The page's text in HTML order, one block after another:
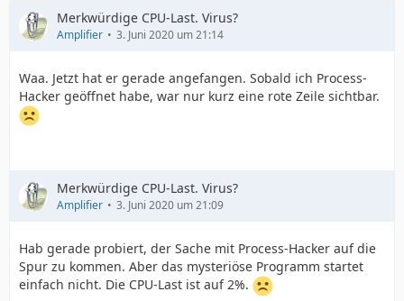
Merkwürdige CPU-Last. Virus?
Amplifier 3. Juni 2020 um 21:14
Waa. Jetzt hat er gerade angefangen. Sobald ich Process-
Hacker geöffnet habe, war nur kurz eine rote Zeile sichtbar.
Merkwürdige CPU-Last. Virus?
Amplifier 3. Juni 2020 um 21:09
Hab gerade probiert, der Sache mit Process-Hacker auf die
Spur zu kommen. Aber das mysteriöse Programm startet
einfach nicht. Die CPU-Last ist auf 2%.